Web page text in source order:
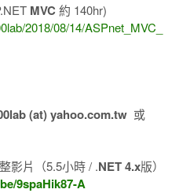
MVC 約 140hr)
2018/08/14/ASPnet_MVC_
(at) yahoo.com.tw或
影片（5.5小時 / .NET 4.x版）
9spaHik87-A